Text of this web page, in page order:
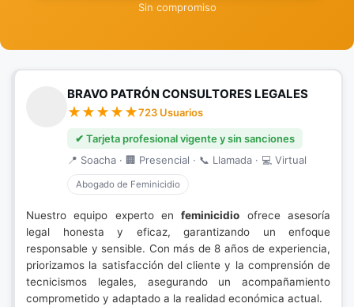
Sin compromiso
BRAVO PATRÓN CONSULTORES LEGALES
723 Usuarios
✔ Tarjeta profesional vigente y sin sanciones
📍 Soacha · 🏢 Presencial · 📞 Llamada · 💻 Virtual
Abogado de Feminicidio
Nuestro equipo experto enfeminicidio ofrece asesoría
legal honesta y eficaz, garantizando un enfoque
responsable y sensible. Con más de 8 años de experiencia,
priorizamos la satisfacción del cliente y la comprensión de
tecnicismos legales, asegurando un acompañamiento
comprometido y adaptado a la realidad económica actual.